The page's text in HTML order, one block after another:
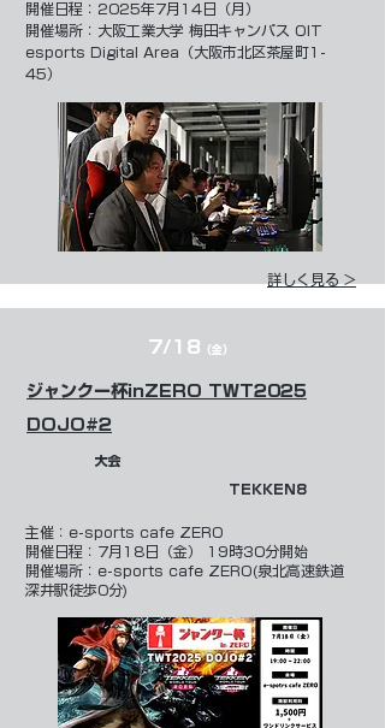
開催日程：2025年7月14日（月）
開催場所：大阪工業大学 梅田キャンパス OIT
esports Digital Area（大阪市北区茶屋町1-
45）
詳しく見る >
7/18 （金）
ジャンクー杯inZERO TWT2025
DOJO#2
大会
TEKKEN8
​主催： e-sports cafe ZERO
開催日程：7月18日（金） 19時30分開始
開催場所：e-sports cafe ZERO(泉北高速鉄道
深井駅徒歩0分)